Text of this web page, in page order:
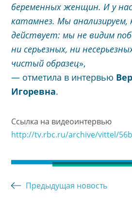
беременных женщин. И у
катамнез. Мы анализируем,
действует: мы не видим
ни серьезных, ни
чистый образец»,
— отметила в интервью
Игоревна.
Ссылка на видеоинтервью
http://tv.rbc.ru/archive/vittel/
Предыдущая новость